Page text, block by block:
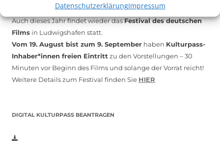
DatenschutzerklärungImpressum
Auch dieses Jahr findet wieder dasFestival des deutschen
Films in Ludwigshafen statt.
Vom 19. August bist zum 9. September haben Kulturpass-
Inhaber*innen freien Eintritt zu den Vorstellungen – 30
Minuten vor Beginn des Films und solange der Vorrat reicht!
Weitere Details zum Festival finden Sie HIER
DIGITAL KULTURPASS BEANTRAGEN